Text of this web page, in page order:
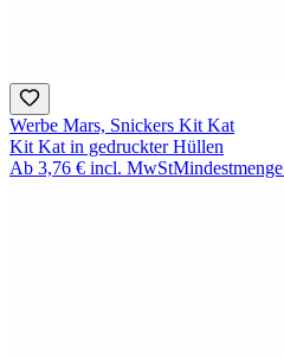
Werbe Mars, Snickers Kit Kat
Kit Kat in gedruckter Hüllen
Ab 3,76 € incl. MwStMindestmenge